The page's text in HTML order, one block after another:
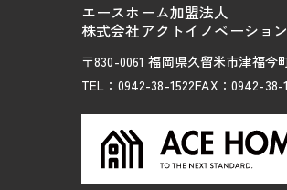
エースホーム加盟法人
株式会社アクトイノベーション
〒830-0061 福岡県久留米市津福今
TEL：0942-38-1522FAX：0942-38-